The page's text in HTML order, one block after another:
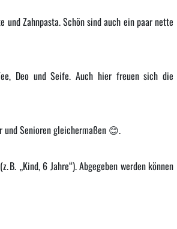
Zahnpasta. Schön sind auch ein paar nette
Deo und Seife. Auch hier freuen sich die
und Senioren gleichermaßen 😊.
„Kind, 6 Jahre“). Abgegeben werden können